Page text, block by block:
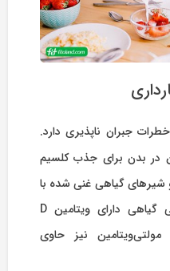
خطرات جبران ناپذیری دارد.
در بدن برای جذب کلسیم
گیاهی غنی شده با
ویتامین D از جمله مواد غذایی گیاهی دارای ویتامین D
نیز حاوی